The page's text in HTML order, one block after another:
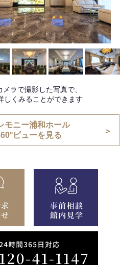
メラで撮影した写真で、
しくみることができます
モニー浦和ホール
ビューを見る